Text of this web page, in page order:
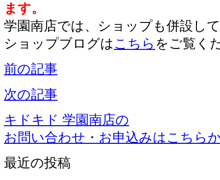
ます。
学園南店では、ショップも併設し
ショップブログは こちら をご覧く
前の記事
次の記事
キドキド 学園南店の
お問い合わせ・お申込みはこちら
最近の投稿